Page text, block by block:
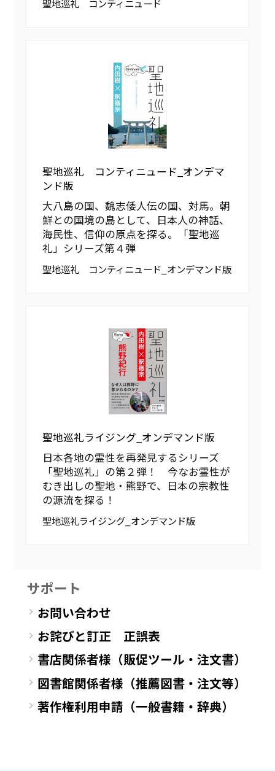
聖地巡礼 コンティニュード
聖地巡礼 コンティニュード_オンデマ
ンド版
大八島の国、魏志倭人伝の国、対馬。朝
鮮との国境の島として、日本人の神話、
海民性、信仰の原点を探る。「聖地巡
礼」シリーズ第４弾
聖地巡礼 コンティニュード_オンデマンド版
聖地巡礼ライジング_オンデマンド版
日本各地の霊性を再発見するシリーズ
「聖地巡礼」の第２弾！ 今なお霊性が
むき出しの聖地・熊野で、日本の宗教性
の源流を探る！
聖地巡礼ライジング_オンデマンド版
サポート
お問い合わせ
お詫びと訂正 正誤表
書店関係者様（販促ツール・注文書）
図書館関係者様（推薦図書・注文等）
著作権利用申請（一般書籍・辞典）